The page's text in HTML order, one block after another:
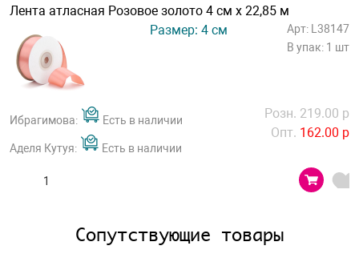
Лента атласная Розовое золото 4 см х 22,85 м
Размер: 4 см
Арт: L38147
В упак: 1 шт
Ибрагимова: Есть в наличии
Аделя Кутуя: Есть в наличии
Розн. 219.00 р
Опт. 162.00 р
Сопутствующие товары